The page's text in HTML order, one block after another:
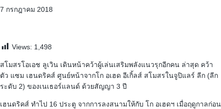
7 กรกฎาคม 2018
Views: 1,498
สโมสรโอเอช ลูเวิน เดินหน้าคว้าผู้เล่นเสริมพลังแนวรุกอีกคน ล่าสุด คว้า
ตัว แซม เฮนดริคส์ ศูนย์หน้าจากโก อเฮด อีเกิ้ลส์ สโมสรในจูปิแลร์ ลีก (ลีก
ระดับ 2) ของเนเธอร์แลนด์ ด้วยสัญญา 3 ปี
เฮนดริคส์ ทำไป 16 ประตู จากการลงสนามให้กับ โก อเฮดฯ เมื่อฤดูกาลก่อน